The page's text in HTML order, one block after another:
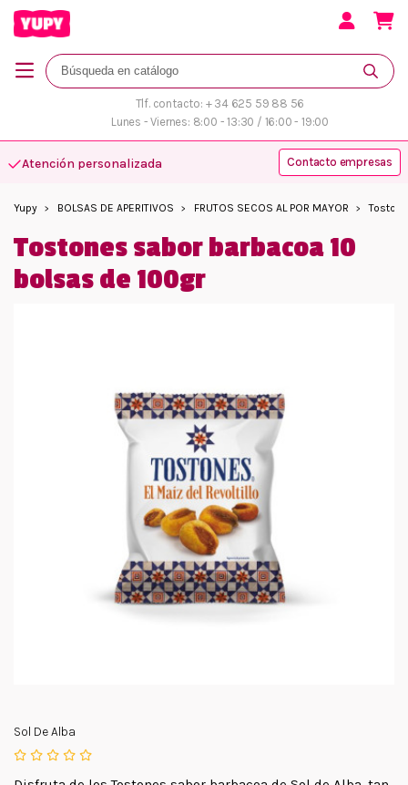
Tlf. contacto: + 34 625 59 88 56
Lunes - Viernes: 8:00 - 13:30 / 16:00 - 19:00
Atención personalizada Contacto empresas
Yupy BOLSAS DE APERITIVOS FRUTOS SECOS AL POR MAYOR
Tostones sabor barbacoa 10
bolsas de 100gr
Sol De Alba